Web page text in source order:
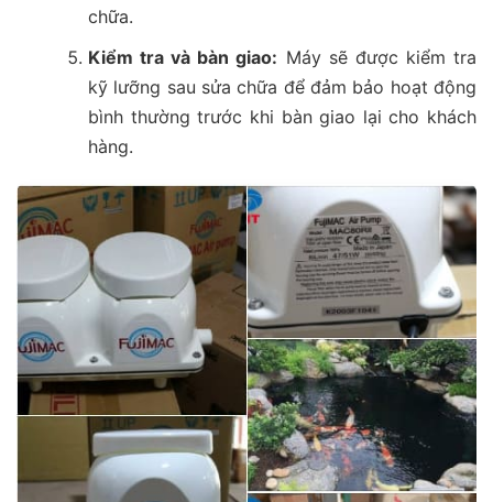
chữa.
Kiểm tra và bàn giao: Máy sẽ được kiểm tra
kỹ lưỡng sau sửa chữa để đảm bảo hoạt động
bình thường trước khi bàn giao lại cho khách
hàng.